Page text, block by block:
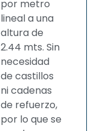
por metro
lineal a una
altura de
2.44 mts. Sin
necesidad
de castillos
ni cadenas
de refuerzo,
por lo que se